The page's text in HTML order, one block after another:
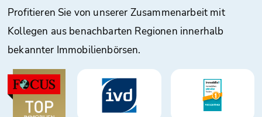
Profitieren Sie von unserer Zusammenarbeit mit
Kollegen aus benachbarten Regionen innerhalb
bekannter Immobilienbörsen.